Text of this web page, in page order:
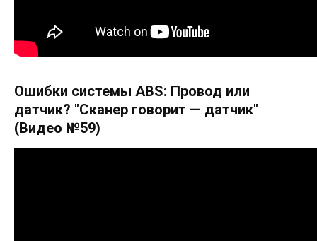
Ошибки системы ABS: Провод или
датчик? "Сканер говорит — датчик"
(Видео №59)